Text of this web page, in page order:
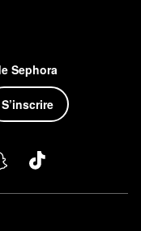
Sephora
S’inscrire